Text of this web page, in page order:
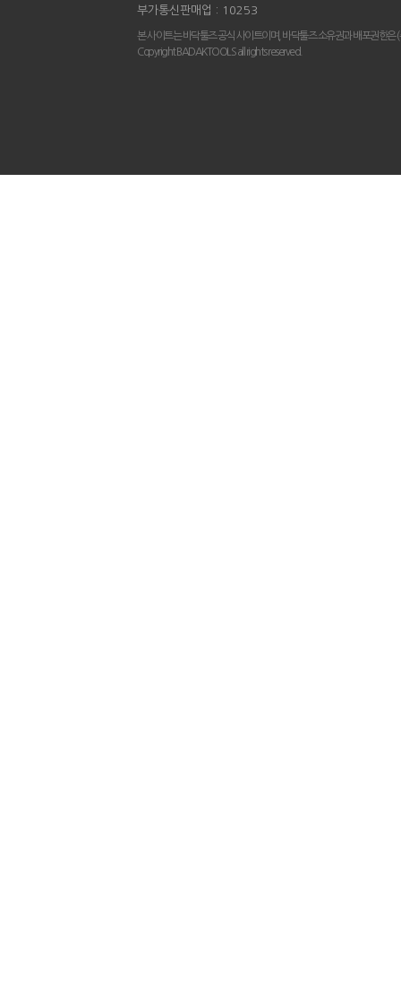
부가통신판매업 : 10253
본 사이트는 바닥툴즈 공식 사이트이며, 바닥툴즈 소유권과 배포권한은
Copyright BADAKTOOLS all rights reserved.